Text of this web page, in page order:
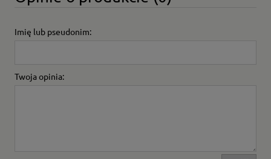
Imię lub pseudonim:
Twoja opinia: